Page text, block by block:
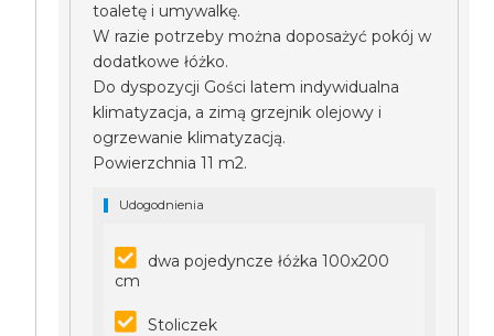
toaletę i umywalkę.
W razie potrzeby można doposażyć pokój w
dodatkowe łóżko.
Do dyspozycji Gości latem indywidualna
klimatyzacja, a zimą grzejnik olejowy i
ogrzewanie klimatyzacją.
Powierzchnia 11 m2.
Udogodnienia
dwa pojedyncze łóżka 100x200
cm
Stoliczek